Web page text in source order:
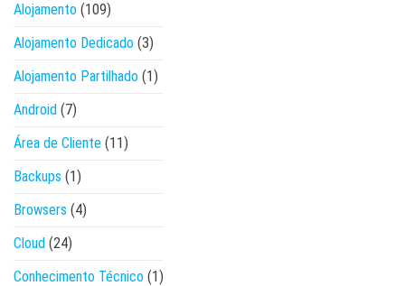
Alojamento (109)
Alojamento Dedicado (3)
Alojamento Partilhado (1)
Android (7)
Área de Cliente (11)
Backups (1)
Browsers (4)
Cloud (24)
Conhecimento Técnico (1)